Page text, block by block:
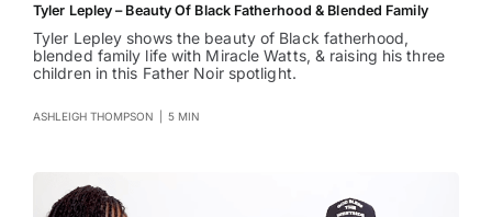
Tyler Lepley – Beauty Of Black Fatherhood & Blended Family
Tyler Lepley shows the beauty of Black fatherhood,
blended family life with Miracle Watts, & raising his three
children in this Father Noir spotlight.
ASHLEIGH THOMPSON 5 MIN